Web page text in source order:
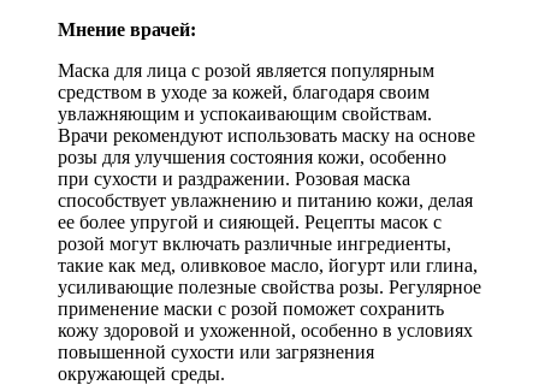
Мнение врачей:
Маска для лица с розой является популярным
средством в уходе за кожей, благодаря своим
увлажняющим и успокаивающим свойствам.
Врачи рекомендуют использовать маску на основе
розы для улучшения состояния кожи, особенно
при сухости и раздражении. Розовая маска
способствует увлажнению и питанию кожи, делая
ее более упругой и сияющей. Рецепты масок с
розой могут включать различные ингредиенты,
такие как мед, оливковое масло, йогурт или глина,
усиливающие полезные свойства розы. Регулярное
применение маски с розой поможет сохранить
кожу здоровой и ухоженной, особенно в условиях
повышенной сухости или загрязнения
окружающей среды.